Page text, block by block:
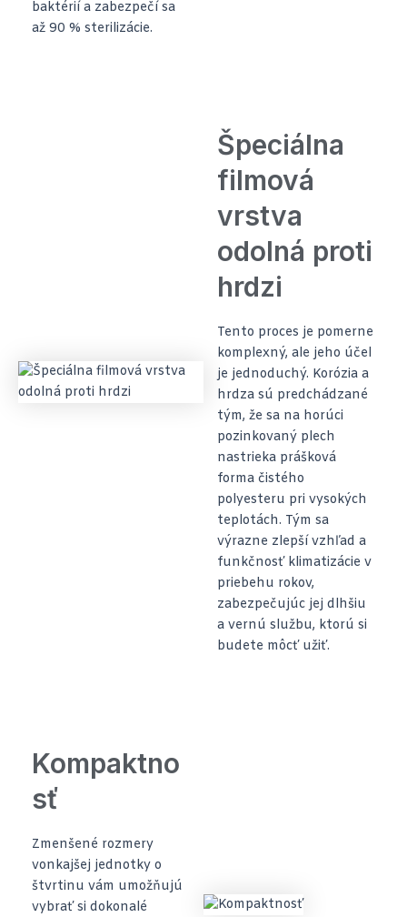
baktérií a zabezpečí sa
až 90 % sterilizácie.
Špeciálna
filmová
vrstva
odolná proti
hrdzi
Tento proces je pomerne
komplexný, ale jeho účel
je jednoduchý. Korózia a
hrdza sú predchádzané
tým, že sa na horúci
pozinkovaný plech
nastrieka prášková
forma čistého
polyesteru pri vysokých
teplotách. Tým sa
výrazne zlepší vzhľad a
funkčnosť klimatizácie v
priebehu rokov,
zabezpečujúc jej dlhšiu
a vernú službu, ktorú si
budete môcť užiť.
Kompaktno
sť
Zmenšené rozmery
vonkajšej jednotky o
štvrtinu vám umožňujú
vybrať si dokonalé